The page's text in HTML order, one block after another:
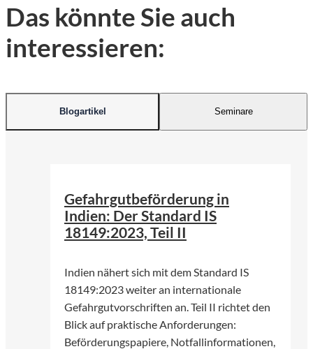
Das könnte Sie auch
interessieren:
Blogartikel Seminare
Gefahrgutbeförderung in
Indien: Der Standard IS
18149:2023, Teil II
Indien nähert sich mit dem Standard IS
18149:2023 weiter an internationale
Gefahrgutvorschriften an. Teil II richtet den
Blick auf praktische Anforderungen:
Beförderungspapiere, Notfallinformationen,